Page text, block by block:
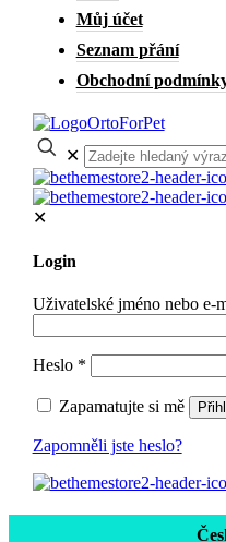
Můj účet
Seznam přání
Obchodní
✕
✕
Login
Uživatelské jméno nebo e-
Heslo *
Zapamatujte si mě
Zapomněli jste heslo?